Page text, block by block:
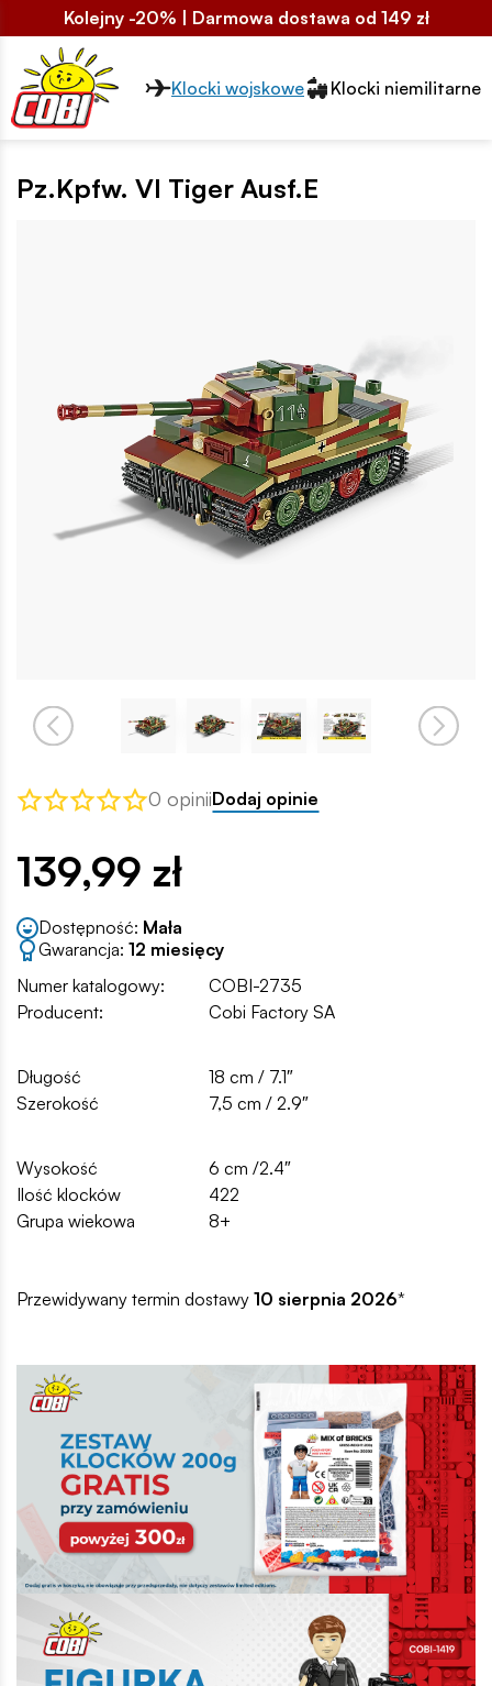
Kolejny -20% | Darmowa dostawa od 149 zł
Przełącznik segmentów2
Klocki wojskowe Klocki niemilitarne
Pz.Kpfw. VI Tiger Ausf.E
0 opiniiDodaj opinie
139,99 zł
Dostępność: Mała
Gwarancja: 12 miesięcy
Numer katalogowy:
COBI-2735
Producent:
Cobi Factory SA
Długość
18 cm / 7.1″
Szerokość
7,5 cm / 2.9″
Wysokość
6 cm /2.4″
Ilość klocków
422
Grupa wiekowa
8+
Przewidywany termin dostawy 10 sierpnia 2026*